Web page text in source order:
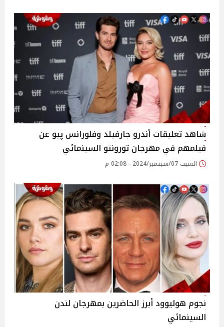
شاهد تعليقات أندرو جارفيلد وفلورانس پيو عن
فيلمهم في مهرجان تورونتو السينمائي
السبت 07/سبتمبر/2024 - 02:08 م
نجوم هوليوود أبرز الحاضرين بمهرجان لندن
السينمائي